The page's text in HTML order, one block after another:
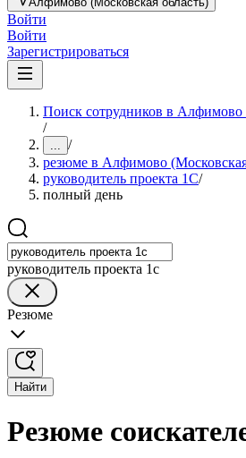
Войти
Войти
Зарегистрироваться
Поиск сотрудников в Алфимово
/
... /
резюме в Алфимово
руководитель проекта 1C/
полный день
руководитель проекта 1c
Резюме
Найти
Резюме